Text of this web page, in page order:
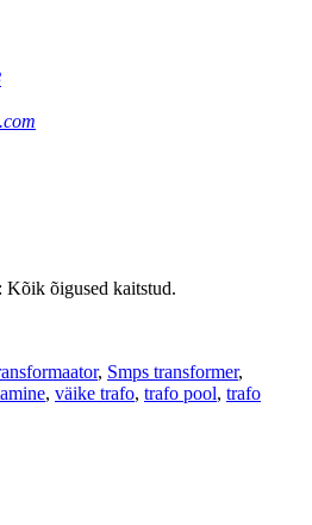
õigused kaitstud.
, Smps transformer,
, väike trafo, trafo pool, trafo